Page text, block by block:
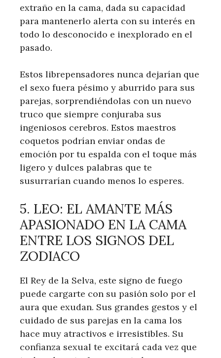
extraño en la cama, dada su capacidad
para mantenerlo alerta con su interés en
todo lo desconocido e inexplorado en el
pasado.
Estos librepensadores nunca dejarían que
el sexo fuera pésimo y aburrido para sus
parejas, sorprendiéndolas con un nuevo
truco que siempre conjuraba sus
ingeniosos cerebros. Estos maestros
coquetos podrían enviar ondas de
emoción por tu espalda con el toque más
ligero y dulces palabras que te
susurrarían cuando menos lo esperes.
5. LEO: EL AMANTE MÁS
APASIONADO EN LA CAMA
ENTRE LOS SIGNOS DEL
ZODIACO
El Rey de la Selva, este signo de fuego
puede cargarte con su pasión solo por el
aura que exudan. Sus grandes gestos y el
cuidado de sus parejas en la cama los
hace muy atractivos e irresistibles. Su
confianza sexual te excitará cada vez que